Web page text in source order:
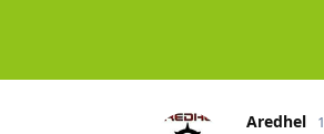
Aredhel